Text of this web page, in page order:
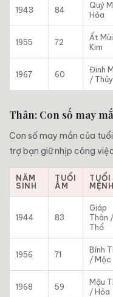
1943 84
Quý
Hỏa
1955 72
Ất
Kim
1967 60
Đinh
/ Thủy
Thân: Con số may
Con số may mắn của
trợ bạn giữ nhịp công
NĂM
SINH
TUỔI
ÂM
1944 83
Giáp
Thân /
Thổ
1956 71
Bính
/ Mộc
1968 59
Mậu
/ Hỏa